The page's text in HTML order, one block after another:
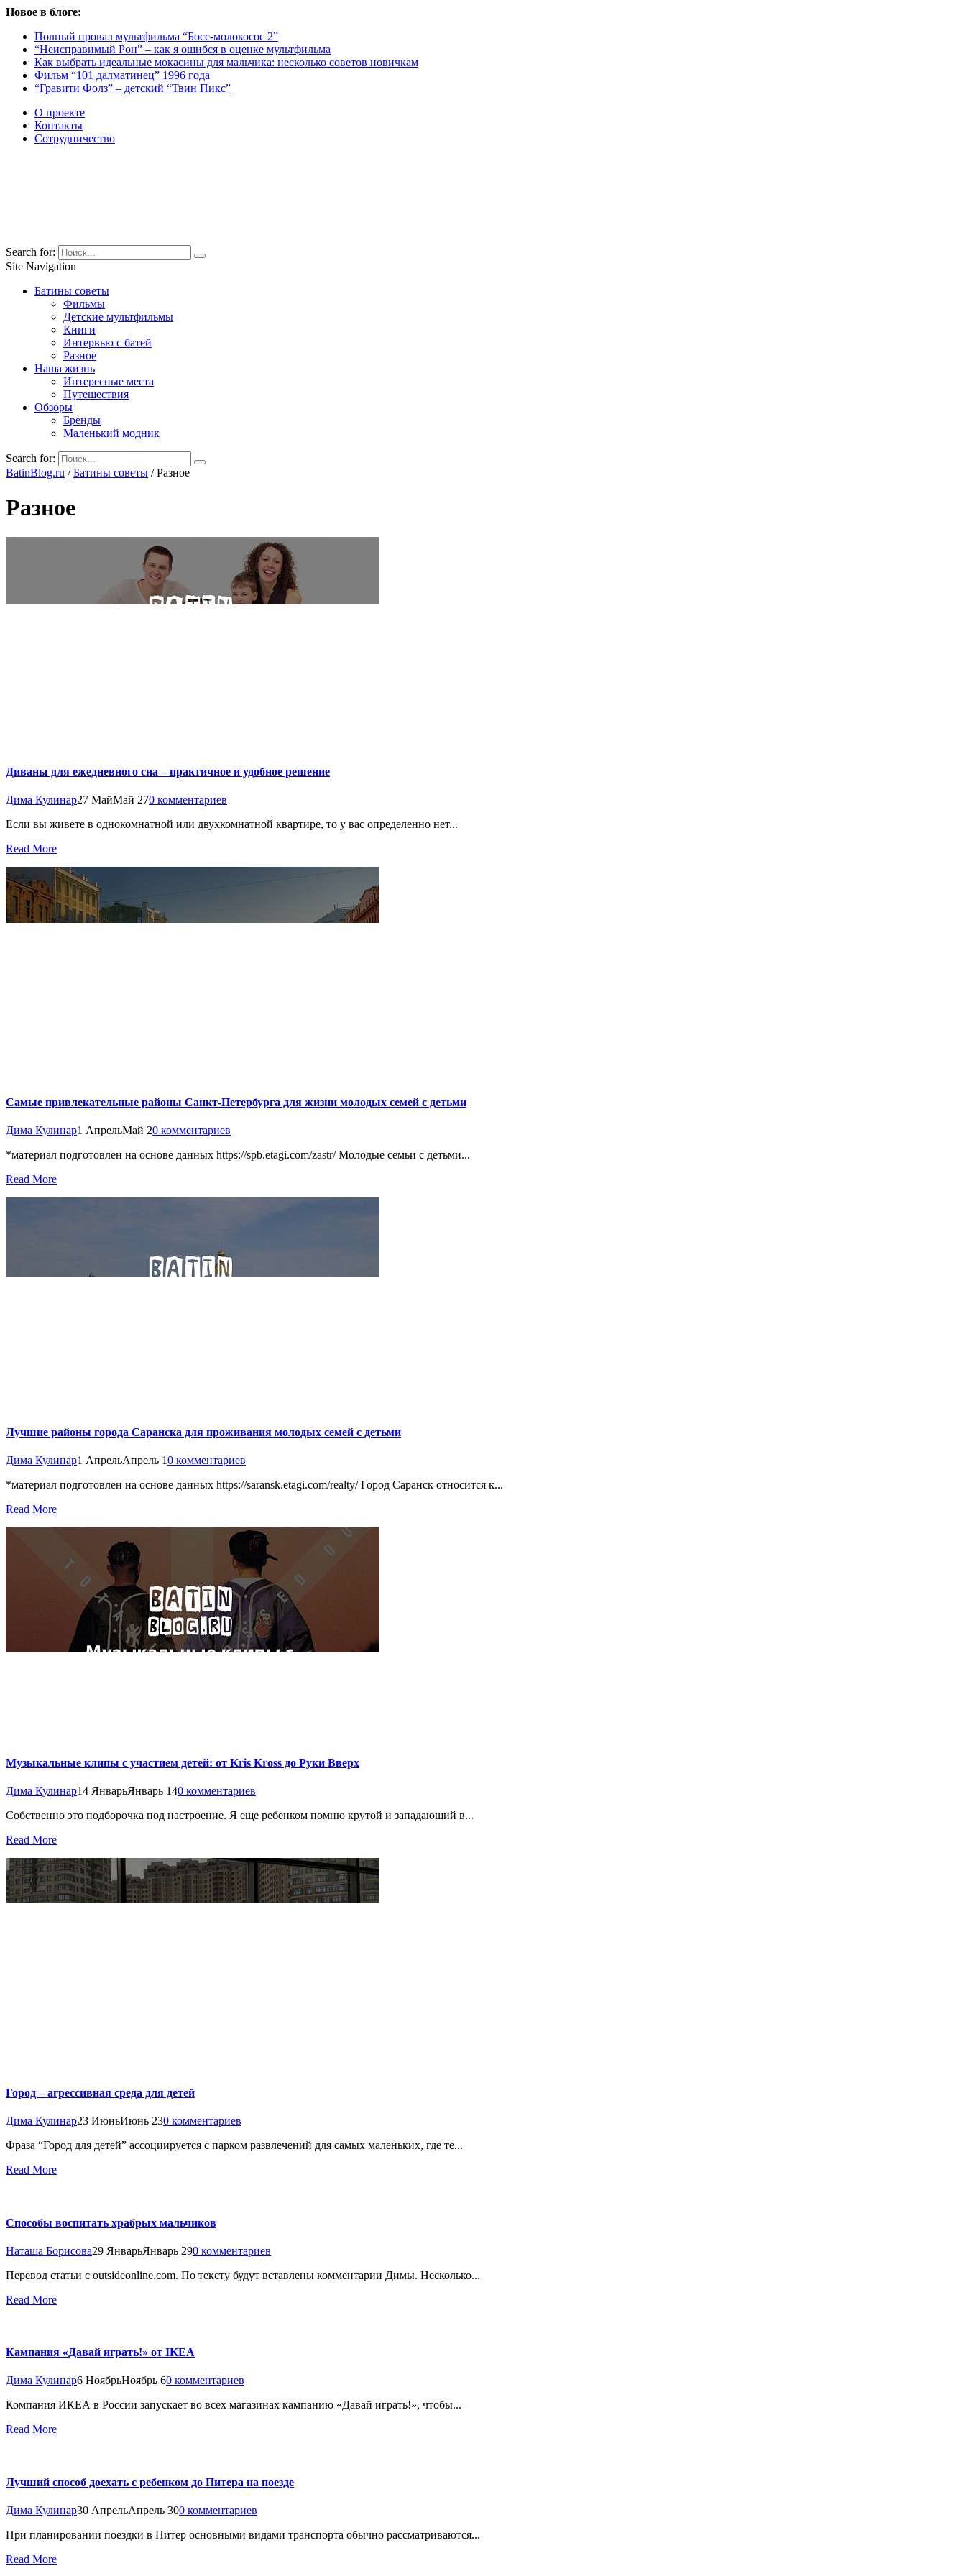
Новое в блоге:
Полный провал мультфильма “Босс-молокосос 2”
“Неисправимый Рон” – как я ошибся в оценке мультфильма
Как выбрать идеальные мокасины для мальчика: несколько советов новичкам
Фильм “101 далматинец” 1996 года
“Гравити Фолз” – детский “Твин Пикс”
О проекте
Контакты
Сотрудничество
Search for:
Site Navigation
Батины советы
Фильмы
Детские мультфильмы
Книги
Интервью с батей
Разное
Наша жизнь
Интересные места
Путешествия
Обзоры
Бренды
Маленький модник
Search for:
BatinBlog.ru /Батины советы /Разное
Разное
Диваны для ежедневного сна – практичное и удобное решение
Дима Кулинар27 МайМай 270 комментариев
Если вы живете в однокомнатной или двухкомнатной квартире, то у вас определенно нет...
Read More
Самые привлекательные районы Санкт-Петербурга для жизни молодых семей с детьми
Дима Кулинар1 АпрельМай 20 комментариев
*материал подготовлен на основе данных https://spb.etagi.com/zastr/ Молодые семьи с детьми...
Read More
Лучшие районы города Саранска для проживания молодых семей с детьми
Дима Кулинар1 АпрельАпрель 10 комментариев
*материал подготовлен на основе данных https://saransk.etagi.com/realty/ Город Саранск относится к...
Read More
Музыкальные клипы с участием детей: от Kris Kross до Руки Вверх
Дима Кулинар14 ЯнварьЯнварь 140 комментариев
Собственно это подборочка под настроение. Я еще ребенком помню крутой и западающий в...
Read More
Город – агрессивная среда для детей
Дима Кулинар23 ИюньИюнь 230 комментариев
Фраза “Город для детей” ассоциируется с парком развлечений для самых маленьких, где те...
Read More
Способы воспитать храбрых мальчиков
Наташа Борисова29 ЯнварьЯнварь 290 комментариев
Перевод статьи с outsideonline.com. По тексту будут вставлены комментарии Димы. Несколько...
Read More
Кампания «Давай играть!» от IKEA
Дима Кулинар6 НоябрьНоябрь 60 комментариев
Компания ИКЕА в России запускает во всех магазинах кампанию «Давай играть!», чтобы...
Read More
Лучший способ доехать с ребенком до Питера на поезде
Дима Кулинар30 АпрельАпрель 300 комментариев
При планировании поездки в Питер основными видами транспорта обычно рассматриваются...
Read More